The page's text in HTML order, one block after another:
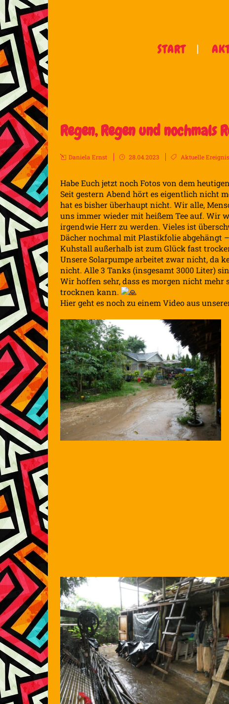
START
Regen, Regen und nochmals
Daniela Ernst 28.04.2023 Aktuelle
Habe Euch jetzt noch Fotos von dem
Seit gestern Abend hört es eigentlich nicht
hat es bisher überhaupt nicht. Wir alle,
uns immer wieder mit heißem Tee auf. Wir
irgendwie Herr zu werden. Vieles ist
Dächer nochmal mit Plastikfolie abgehängt
Kuhstall außerhalb ist zum Glück fast
Unsere Solarpumpe arbeitet zwar nicht, da
nicht. Alle 3 Tanks (insgesamt 3000 Liter)
Wir hoffen sehr, dass es morgen nicht
trocknen kann.
Hier geht es noch zu einem Video aus